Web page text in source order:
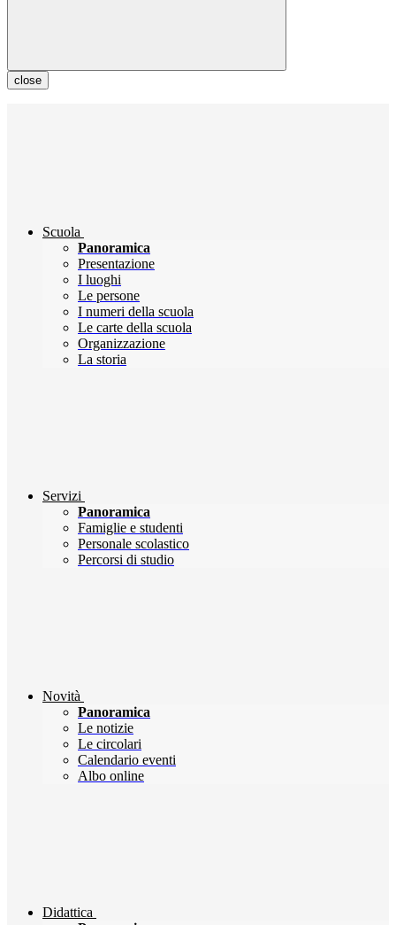
close
Scuola
Panoramica
Presentazione
I luoghi
Le persone
I numeri della scuola
Le carte della scuola
Organizzazione
La storia
Servizi
Panoramica
Famiglie e studenti
Personale scolastico
Percorsi di studio
Novità
Panoramica
Le notizie
Le circolari
Calendario eventi
Albo online
Didattica